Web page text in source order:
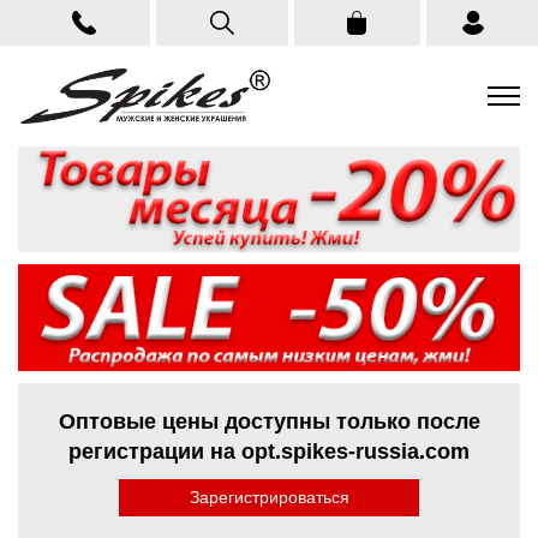
Оптовые цены доступны только после
регистрации на opt.spikes-russia.com
Зарегистрироваться